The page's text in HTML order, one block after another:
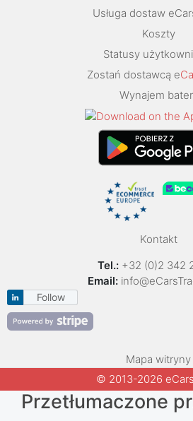
Usługa dostaw
Koszty
Statusy
Zostań dostawcą e
Wynajem
Kontakt
Tel.: +32 (0)2 342
Email:
Follow
Mapa witryny
© 2013-2026
Przetłumaczone